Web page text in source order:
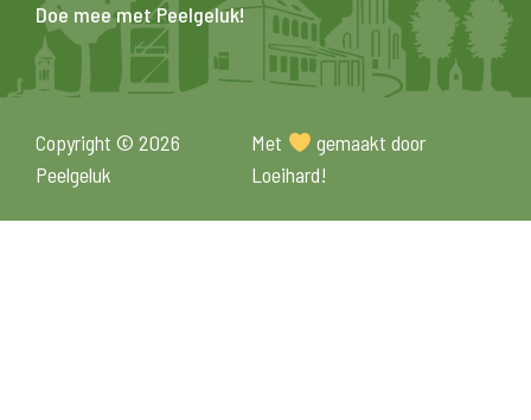
Doe mee met Peelgeluk!
Copyright © 2026
Peelgeluk
Met
gemaakt door
Loeihard!